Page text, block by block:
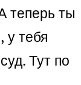
теперь ты
у тебя
Тут по